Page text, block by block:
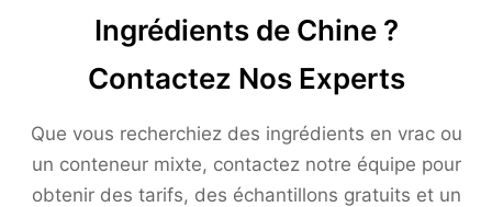
Ingrédients de Chine ?
Contactez Nos Experts
Que vous recherchiez des ingrédients en vrac ou
un conteneur mixte, contactez notre équipe pour
obtenir des tarifs, des échantillons gratuits et un